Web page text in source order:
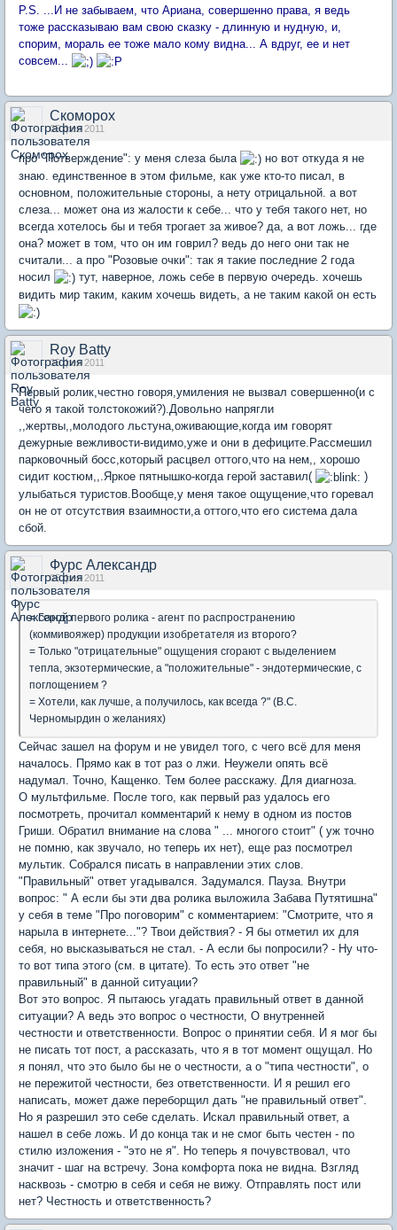
P.S. ...И не забываем, что Ариана, совершенно права, я ведь
тоже рассказываю вам свою сказку - длинную и нудную, и,
спорим, мораль ее тоже мало кому видна... А вдруг, ее и нет
совсем...
Скоморох
05 фев 2011
про "Потверждение": у меня слеза была
но вот откуда я не
знаю. единственное в этом фильме, как уже кто-то писал, в
основном, положительные стороны, а нету отрицальной. а вот
слеза... может она из жалости к себе... что у тебя такого нет, но
всегда хотелось бы и тебя трогает за живое? да, а вот ложь... где
она? может в том, что он им говрил? ведь до него они так не
считали... а про "Розовые очки": так я такие последние 2 года
носил
тут, наверное, ложь себе в первую очередь. хочешь
видить мир таким, каким хочешь видеть, а не таким какой он есть
Roy Batty
05 фев 2011
Первый ролик,честно говоря,умиления не вызвал совершенно(и с
чего я такой толстокожий?).Довольно напрягли
,,жертвы,,молодого льстуна,оживающие,когда им говорят
дежурные вежливости-видимо,уже и они в дефиците.Рассмешил
парковочный босс,который расцвел оттого,что на нем,, хорошо
сидит костюм,,.Яркое пятнышко-когда герой заставил(
)
улыбаться туристов.Вообще,у меня такое ощущение,что горевал
он не от отсутствия взаимности,а оттого,что его система дала
сбой.
Фурс Александр
05 фев 2011
= Герой первого ролика - агент по распространению
(коммивояжер) продукции изобретателя из второго?
= Только "отрицательные" ощущения сгорают с выделением
тепла, экзотермические, а "положительные" - эндотермические, с
поглощением ?
= Хотели, как лучше, а получилось, как всегда ?" (В.С.
Черномырдин о желаниях)
Сейчас зашел на форум и не увидел того, с чего всё для меня
началось. Прямо как в тот раз о лжи. Неужели опять всё
надумал. Точно, Кащенко. Тем более расскажу. Для диагноза.
О мультфильме. После того, как первый раз удалось его
посмотреть, прочитал комментарий к нему в одном из постов
Гриши. Обратил внимание на слова " ... многого стоит" ( уж точно
не помню, как звучало, но теперь их нет), еще раз посмотрел
мультик. Собрался писать в направлении этих слов.
"Правильный" ответ угадывался. Задумался. Пауза. Внутри
вопрос: " А если бы эти два ролика выложила Забава Путятишна"
у себя в теме "Про поговорим" с комментарием: "Смотрите, что я
нарыла в интернете..."? Твои действия? - Я бы отметил их для
себя, но высказываться не стал. - А если бы попросили? - Ну что-
то вот типа этого (см. в цитате). То есть это ответ "не
правильный" в данной ситуации?
Вот это вопрос. Я пытаюсь угадать правильный ответ в данной
ситуации? А ведь это вопрос о честности, О внутренней
честности и ответственности. Вопрос о принятии себя. И я мог бы
не писать тот пост, а рассказать, что я в тот момент ощущал. Но
я понял, что это было бы не о честности, а о "типа честности", о
не пережитой честности, без ответственности. И я решил его
написать, может даже переборщил дать "не правильный ответ".
Но я разрешил это себе сделать. Искал правильный ответ, а
нашел в себе ложь. И до конца так и не смог быть честен - по
стилю изложения - "это не я". Но теперь я почувствовал, что
значит - шаг на встречу. Зона комфорта пока не видна. Взгляд
насквозь - смотрю в себя и себя не вижу. Отправлять пост или
нет? Честность и ответственность?